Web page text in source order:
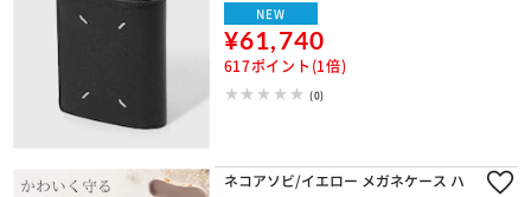
NEW
¥61,740
617ポイント(1倍)
(0)
ネコアソビ/イエロー メガネケース ハ